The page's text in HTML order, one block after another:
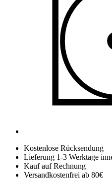
Kostenlose Rücksendung
Lieferung 1-3 Werktage
Kauf auf Rechnung
Versandkostenfrei ab 80€